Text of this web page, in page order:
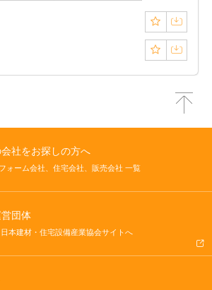
社をお探しの方へ
ォーム会社、住宅会社、販売会社 一覧
団体
本建材・住宅設備産業協会サイトへ